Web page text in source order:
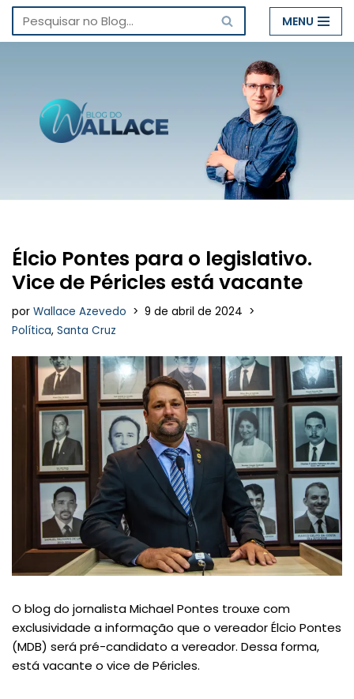
Pular
conteúdo
MENU
Élcio Pontes para o legislativo.
Vice de Péricles está vacante
por Wallace Azevedo
9 de abril de 2024
Política, Santa Cruz
O blog do jornalista Michael Pontes trouxe com
exclusividade a informação que o vereador Élcio Pontes
(MDB) será pré-candidato a vereador. Dessa forma,
está vacante o vice de Péricles.